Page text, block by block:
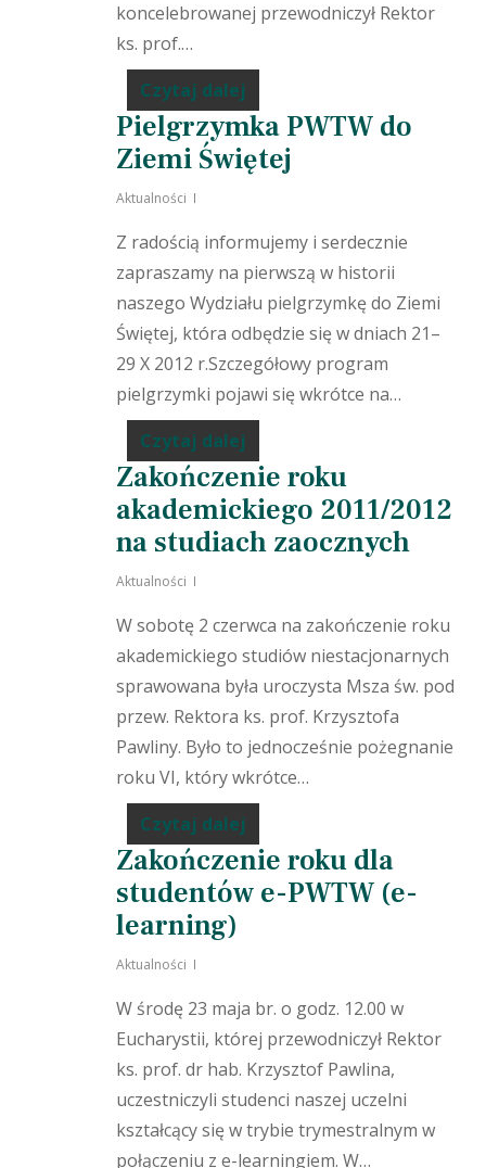
koncelebrowanej przewodniczył Rektor
ks. prof.…
Czytaj dalej
Pielgrzymka PWTW do
Ziemi Świętej
Aktualności
Z radością informujemy i serdecznie
zapraszamy na pierwszą w historii
naszego Wydziału pielgrzymkę do Ziemi
Świętej, która odbędzie się w dniach 21–
29 X 2012 r.Szczegółowy program
pielgrzymki pojawi się wkrótce na…
Czytaj dalej
Zakończenie roku
akademickiego 2011/2012
na studiach zaocznych
Aktualności
W sobotę 2 czerwca na zakończenie roku
akademickiego studiów niestacjonarnych
sprawowana była uroczysta Msza św. pod
przew. Rektora ks. prof. Krzysztofa
Pawliny. Było to jednocześnie pożegnanie
roku VI, który wkrótce…
Czytaj dalej
Zakończenie roku dla
studentów e-PWTW (e-
learning)
Aktualności
W środę 23 maja br. o godz. 12.00 w
Eucharystii, której przewodniczył Rektor
ks. prof. dr hab. Krzysztof Pawlina,
uczestniczyli studenci naszej uczelni
kształcący się w trybie trymestralnym w
połączeniu z e-learningiem. W…